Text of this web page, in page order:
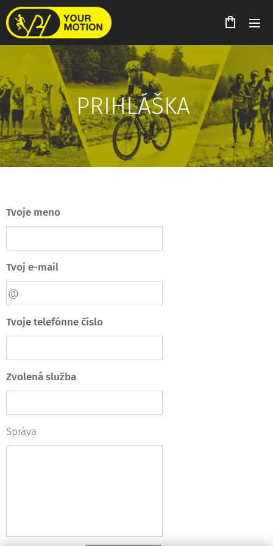
PRIHLÁŠKA
Tvoje meno
Tvoj e-mail
Tvoje telefónne číslo
Zvolená služba
Správa